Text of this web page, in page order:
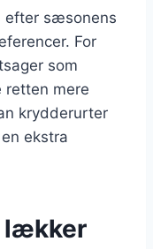
efter sæsonens
For
som
retten mere
krydderurter
ekstra
lækker